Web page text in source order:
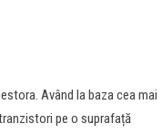
Având la baza cea mai
pe o suprafață